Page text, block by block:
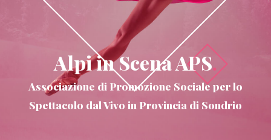
Alpi in Scena APS.
Associazione di Promozione Sociale per lo
Spettacolo dal Vivo in Provincia di Sondrio